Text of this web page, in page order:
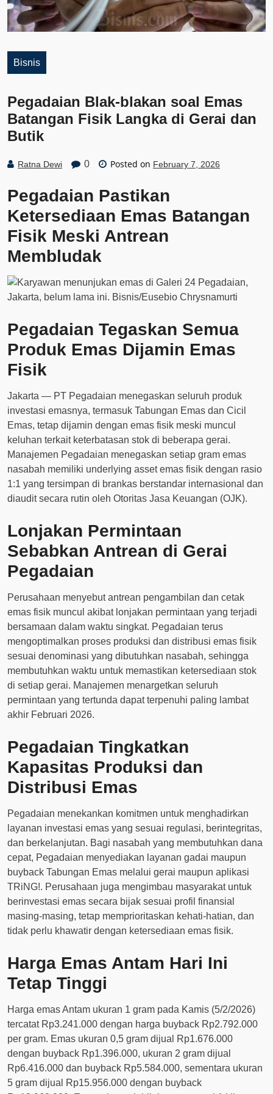
Bisnis
Pegadaian Blak-blakan soal Emas
Batangan Fisik Langka di Gerai dan
Butik
Ratna Dewi 0 Posted on February 7, 2026
Pegadaian Pastikan
Ketersediaan Emas Batangan
Fisik Meski Antrean
Membludak
Pegadaian Tegaskan Semua
Produk Emas Dijamin Emas
Fisik
Jakarta — PT Pegadaian menegaskan seluruh produk
investasi emasnya, termasuk Tabungan Emas dan Cicil
Emas, tetap dijamin dengan emas fisik meski muncul
keluhan terkait keterbatasan stok di beberapa gerai.
Manajemen Pegadaian menegaskan setiap gram emas
nasabah memiliki underlying asset emas fisik dengan rasio
1:1 yang tersimpan di brankas berstandar internasional dan
diaudit secara rutin oleh Otoritas Jasa Keuangan (OJK).
Lonjakan Permintaan
Sebabkan Antrean di Gerai
Pegadaian
Perusahaan menyebut antrean pengambilan dan cetak
emas fisik muncul akibat lonjakan permintaan yang terjadi
bersamaan dalam waktu singkat. Pegadaian terus
mengoptimalkan proses produksi dan distribusi emas fisik
sesuai denominasi yang dibutuhkan nasabah, sehingga
membutuhkan waktu untuk memastikan ketersediaan stok
di setiap gerai. Manajemen menargetkan seluruh
permintaan yang tertunda dapat terpenuhi paling lambat
akhir Februari 2026.
Pegadaian Tingkatkan
Kapasitas Produksi dan
Distribusi Emas
Pegadaian menekankan komitmen untuk menghadirkan
layanan investasi emas yang sesuai regulasi, berintegritas,
dan berkelanjutan. Bagi nasabah yang membutuhkan dana
cepat, Pegadaian menyediakan layanan gadai maupun
buyback Tabungan Emas melalui gerai maupun aplikasi
TRiNG!. Perusahaan juga mengimbau masyarakat untuk
berinvestasi emas secara bijak sesuai profil finansial
masing-masing, tetap memprioritaskan kehati-hatian, dan
tidak perlu khawatir dengan ketersediaan emas fisik.
Harga Emas Antam Hari Ini
Tetap Tinggi
Harga emas Antam ukuran 1 gram pada Kamis (5/2/2026)
tercatat Rp3.241.000 dengan harga buyback Rp2.792.000
per gram. Emas ukuran 0,5 gram dijual Rp1.676.000
dengan buyback Rp1.396.000, ukuran 2 gram dijual
Rp6.416.000 dan buyback Rp5.584.000, sementara ukuran
5 gram dijual Rp15.956.000 dengan buyback